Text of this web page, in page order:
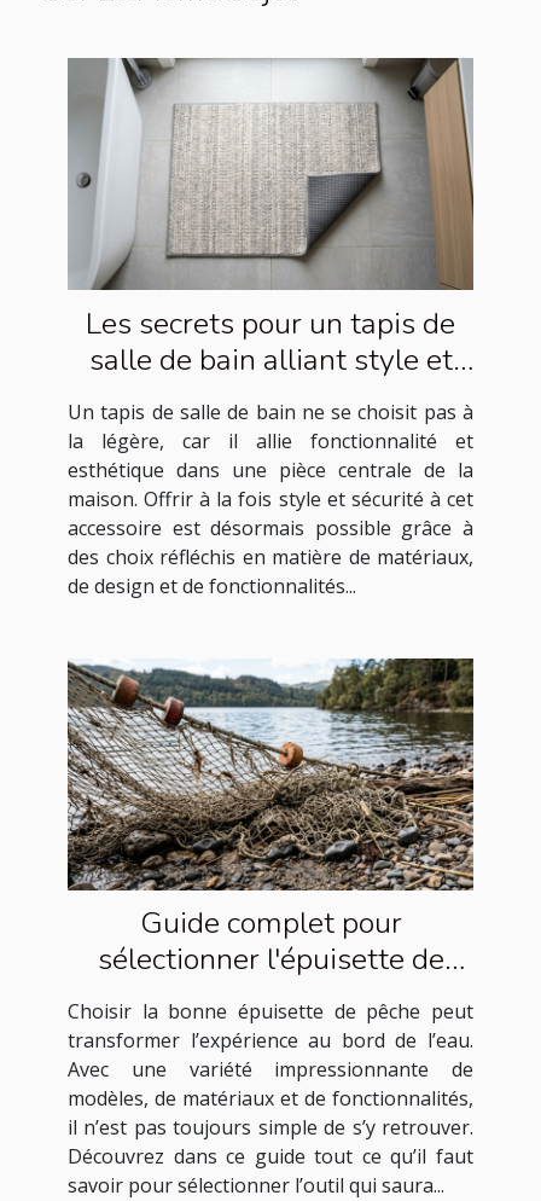
Les secrets pour un tapis de
salle de bain alliant style et
sécurité
Un tapis de salle de bain ne se choisit pas à
la légère, car il allie fonctionnalité et
esthétique dans une pièce centrale de la
maison. Offrir à la fois style et sécurité à cet
accessoire est désormais possible grâce à
des choix réfléchis en matière de matériaux,
de design et de fonctionnalités...
Guide complet pour
sélectionner l'épuisette de
pêche idéale
Choisir la bonne épuisette de pêche peut
transformer l’expérience au bord de l’eau.
Avec une variété impressionnante de
modèles, de matériaux et de fonctionnalités,
il n’est pas toujours simple de s’y retrouver.
Découvrez dans ce guide tout ce qu’il faut
savoir pour sélectionner l’outil qui saura...